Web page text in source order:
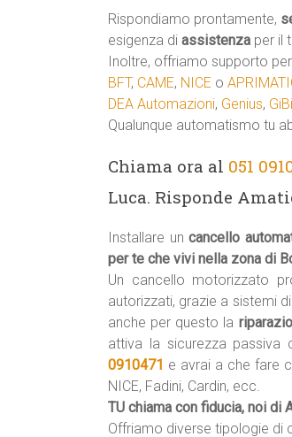
Rispondiamo prontamente,
esigenza di assistenza per il
Inoltre, offriamo supporto
BFT, CAME, NICE o
DEA Automazioni, Genius,
Qualunque automatismo tu
Chiama ora al 051
Luca. Risponde
Installare uncancello
per te che vivi nella zona di
Un cancello motorizzato
autorizzati, grazie a sistemi
anche per questo la
attiva la sicurezza passiva
0910471 e avrai a che fare
NICE, Fadini, Cardin, ecc.
TU chiama con fiducia, noi di
Offriamo diverse tipologie di